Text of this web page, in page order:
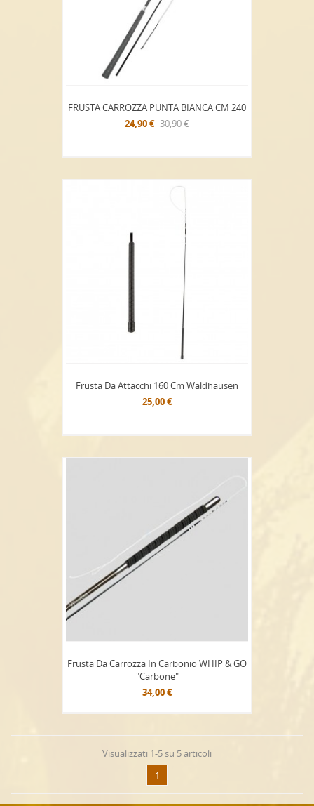
FRUSTA CARROZZA PUNTA BIANCA CM 240
24,90 € 30,90 €
Frusta Da Attacchi 160 Cm Waldhausen
25,00 €
Frusta Da Carrozza In Carbonio WHIP & GO
"Carbone"
34,00 €
Visualizzati 1-5 su 5 articoli
1